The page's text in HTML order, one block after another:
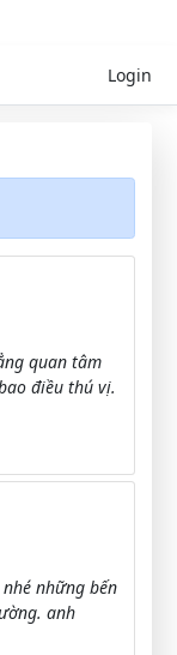
Login
quan tâm
điều thú vị.
những bến
anh